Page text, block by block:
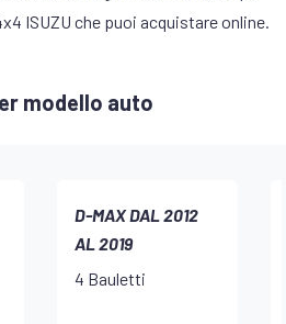
ISUZU che puoi acquistare online.
modello auto
D-MAX DAL 2012
AL 2019
4 Bauletti